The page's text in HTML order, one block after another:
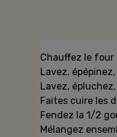
Chauffez le four
Lavez,
Lavez,
Faites cuire les
Fendez la 1/2
Mélangez